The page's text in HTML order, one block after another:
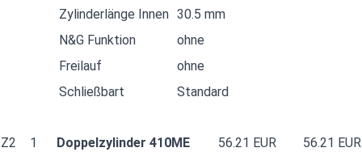
Zylinderlänge Innen 30.5 mm
N&G Funktion
ohne
Freilauf
ohne
Schließbart
Standard
Z2 1 Doppelzylinder 410ME 56.21 EUR 56.21 EUR